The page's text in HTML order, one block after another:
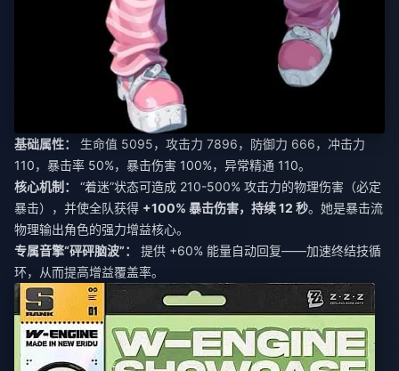
基础属性：
生命值 5095，攻击力 7896，防御力 666，冲击力
110，暴击率 50%，暴击伤害 100%，异常精通 110。
核心机制：
“着迷”状态可造成 210-500% 攻击力的物理伤害（必定
暴击），并使全队获得 +100% 暴击伤害，持续 12 秒。她是暴击流
物理输出角色的强力增益核心。
专属音擎“砰砰脑波”：
提供 +60% 能量自动回复——加速终结技循
环，从而提高增益覆盖率。